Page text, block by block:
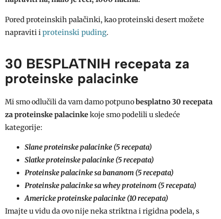
Pored proteinskih palačinki, kao proteinski desert možete
napraviti iproteinski puding.
30 BESPLATNIH recepata za
proteinske palacinke
Mi smo odlučili da vam damo potpunobesplatno 30 recepata
zaproteinske palacinkekoje smo podelili u sledeće
kategorije:
Slane proteinske palacinke (5 recepata)
Slatke proteinske palacinke (5 recepata)
Proteinske palacinke sa bananom (5 recepata)
Proteinske palacinke sa whey proteinom (5 recepata)
Americke proteinske palacinke (10 recepata)
Imajte u vidu da ovo nije neka striktna i rigidna podela, s